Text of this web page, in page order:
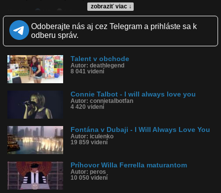
zobraziť viac ↓
Zverejnené: 9.3.2013 11:09
Páči sa: 95% (172 hlasov)
Obľúbené: 66
Kategória: hudba
Tagy: supermarket, karaoke, i will always love you, whitney
houston, filipíny, filipínčanka
História sledovanosti videa:
Odoberajte nás aj cez Telegram a prihláste sa k
odberu správ.
Talent v obchode
Autor: deathlegend
8 041 videní
Connie Talbot - I will always love you
Autor: connietalbotfan
4 420 videní
Fontána v Dubaji - I Will Always Love You
Autor: iculenko
19 859 videní
Príhovor Willa Ferrella maturantom
Autor: peros
10 050 videní